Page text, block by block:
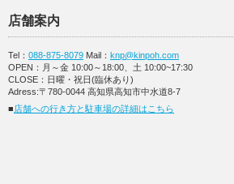
店舗案内
Tel： 088-875-8079 Mail： knp@kinpoh.com
OPEN：月～金 10:00～18:00、土 10:00~17:30
CLOSE：日曜・祝日(臨休あり)
Adress:〒780-0044 高知県高知市中水道8-7
■店舗への行き方と駐車場の詳細はこちら